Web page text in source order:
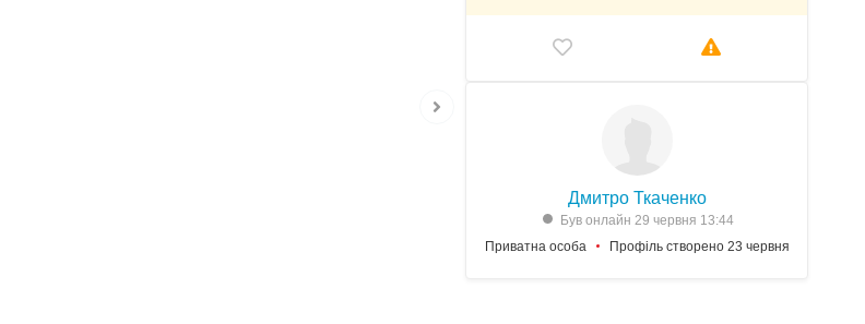
Дмитро Ткаченко
Був онлайн 29 червня 13:44
Приватна особа
Профіль створено 23 червня